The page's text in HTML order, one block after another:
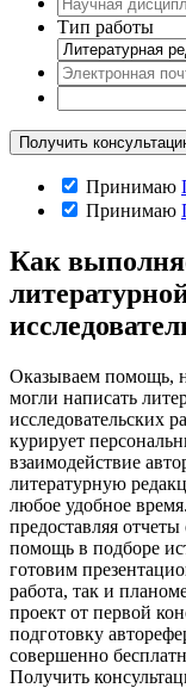
Тип работы
Принимаю
Принимаю
Как
Оказываем помощь,
могли написать
исследовательских
курирует
взаимодействие
литературную
любое удобное
предоставляя
помощь в подборе
готовим
работа, так и
проект от первой
подготовку
совершенно
Получить